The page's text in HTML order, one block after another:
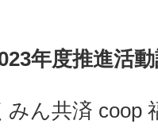
年度推進活
ん共済 coop